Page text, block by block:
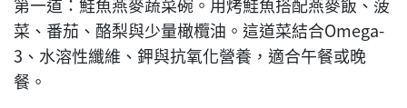
菜、番茄、酪梨與少量橄欖油。這道菜結合Omega-
3、水溶性纖維、鉀與抗氧化營養，適合午餐或晚
餐。